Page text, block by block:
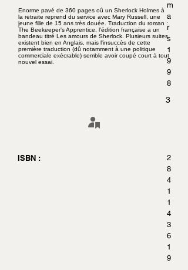
m
a
r
s
1
9
9
8
3
ISBN :
2
8
4
1
1
4
3
6
1
9
Enorme pavé de 360 pages oû un Sherlock Holmes à
la retraite reprend du service avec Mary Russell, une
jeune fille de 15 ans très douée. Traduction du roman :
The Beekeeper's Apprentice, l'édition française a un
bandeau titré Les amours de Sherlock. Plusieurs suites
existent bien en Anglais, mais l'insuccès de cette
première traduction (dû notamment à une politique
commerciale exécrable) semble avoir coupé court à tout
nouvel essai.